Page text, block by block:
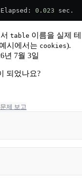
0 . 023 sec.
table 이름을 실제
시에서는 cookies).
년 7월 3일
되었나요?
문제 보고